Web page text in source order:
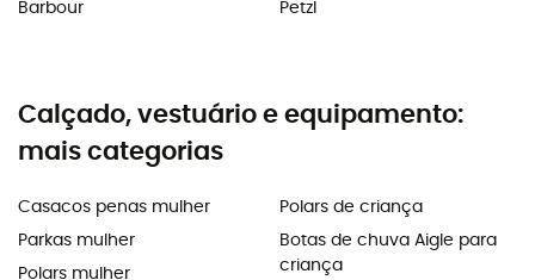
Barbour
Petzl
Calçado, vestuário e equipamento:
mais categorias
Casacos penas mulher
Parkas mulher
Polars mulher
Polars de criança
Botas de chuva Aigle para
criança